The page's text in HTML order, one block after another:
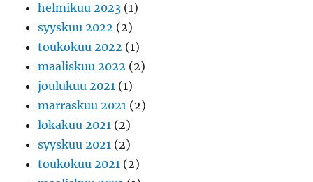
helmikuu 2023 (1)
syyskuu 2022 (2)
toukokuu 2022 (1)
maaliskuu 2022 (2)
joulukuu 2021 (1)
marraskuu 2021 (2)
lokakuu 2021 (2)
syyskuu 2021 (2)
toukokuu 2021 (2)